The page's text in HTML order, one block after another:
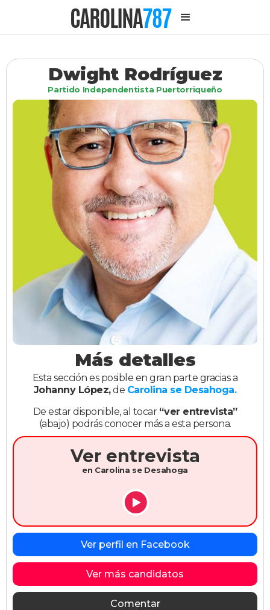
CAROLINA787
Dwight Rodríguez
Partido Independentista Puertorriqueño
Más detalles
Esta sección es posible en gran parte gracias a
Johanny López,de Carolina se Desahoga.
De estar disponible, al tocar “ver entrevista”
(abajo) podrás conocer más a esta persona.
Ver entrevista
en Carolina se Desahoga
Ver perfil en Facebook
Ver más candidatos
Comentar